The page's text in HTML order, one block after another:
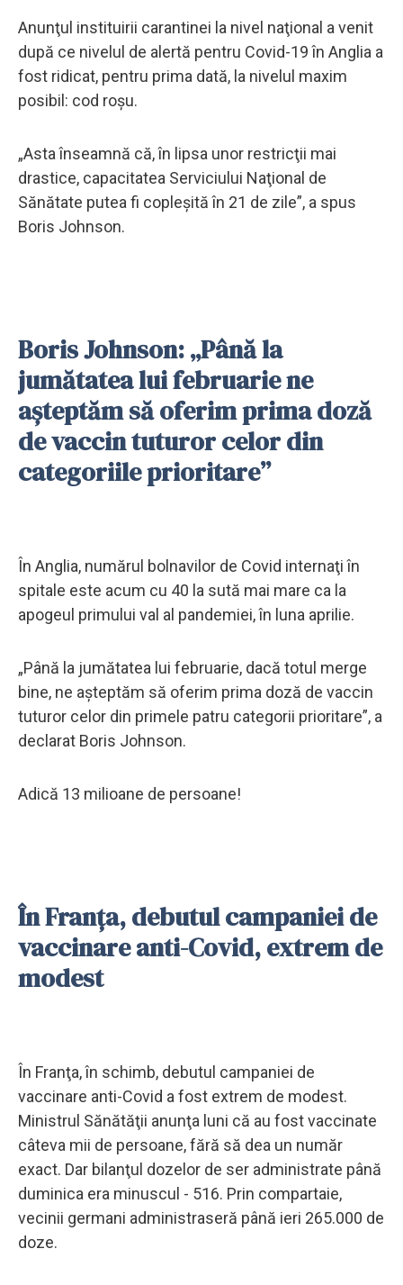
Anunţul instituirii carantinei la nivel naţional a venit
după ce nivelul de alertă pentru Covid-19 în Anglia a
fost ridicat, pentru prima dată, la nivelul maxim
posibil: cod roşu.
„Asta înseamnă că, în lipsa unor restricţii mai
drastice, capacitatea Serviciului Naţional de
Sănătate putea fi copleşită în 21 de zile”, a spus
Boris Johnson.
Boris Johnson: „Până la
jumătatea lui februarie ne
aşteptăm să oferim prima doză
de vaccin tuturor celor din
categoriile prioritare”
În Anglia, numărul bolnavilor de Covid internaţi în
spitale este acum cu 40 la sută mai mare ca la
apogeul primului val al pandemiei, în luna aprilie.
„Până la jumătatea lui februarie, dacă totul merge
bine, ne aşteptăm să oferim prima doză de vaccin
tuturor celor din primele patru categorii prioritare”, a
declarat Boris Johnson.
Adică 13 milioane de persoane!
În Franţa, debutul campaniei de
vaccinare anti-Covid, extrem de
modest
În Franţa, în schimb, debutul campaniei de
vaccinare anti-Covid a fost extrem de modest.
Ministrul Sănătăţii anunţa luni că au fost vaccinate
câteva mii de persoane, fără să dea un număr
exact. Dar bilanţul dozelor de ser administrate până
duminica era minuscul - 516. Prin compartaie,
vecinii germani administraseră până ieri 265.000 de
doze.